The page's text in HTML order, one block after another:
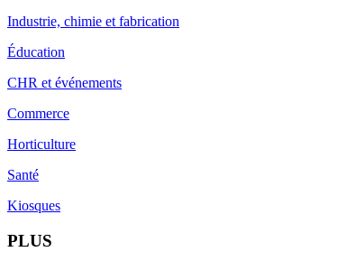
Industrie, chimie et fabrication
Éducation
CHR et événements
Commerce
Horticulture
Santé
Kiosques
PLUS